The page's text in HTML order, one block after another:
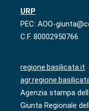
URP
PEC: AOO-
C.F. 80002950766
regione.basilicata.it
Agenzia stampa
Giunta Regionale